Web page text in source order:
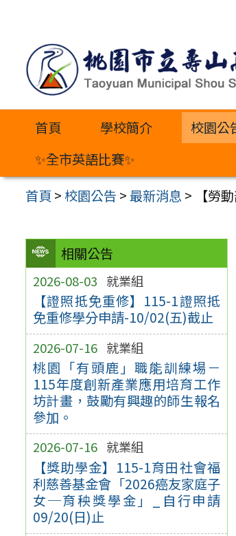
內
首頁 學校簡介 校園公
✨全市英語比賽✨
首頁 >校園公告 >最新消息 > 【勞
相關公告
2026-08-03 就業組
【證照抵免重修】115-1證照抵
免重修學分申請-10/02(五)截止
2026-07-16 就業組
桃園「有頭鹿」職能訓練場－
115年度創新產業應用培育工作
坊計畫，鼓勵有興趣的師生報名
參加。
2026-07-16 就業組
【獎助學金】115-1育田社會福
利慈善基金會「2026癌友家庭子
女─育秧獎學金」_自行申請
09/20(日)止